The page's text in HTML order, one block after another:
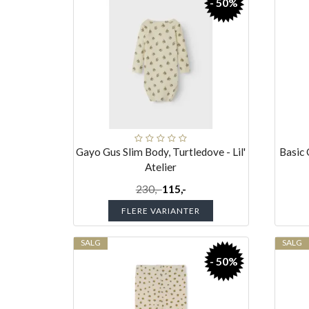
Gayo Gus Slim Body, Turtledove - Lil'
Atelier
230,-115,-
FLERE VARIANTER
Basic
SALG
- 50%
SALG